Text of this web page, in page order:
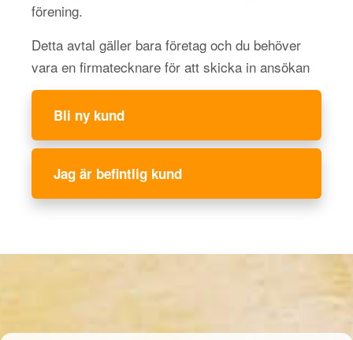
förening.
Detta avtal gäller bara företag och du behöver
vara en firmatecknare för att skicka in ansökan
Bli ny kund
Jag är befintlig kund